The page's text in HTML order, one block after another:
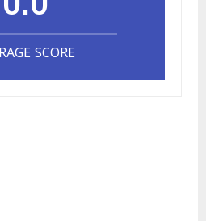
SCORE